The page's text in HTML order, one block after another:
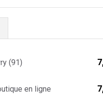
(91)
en ligne